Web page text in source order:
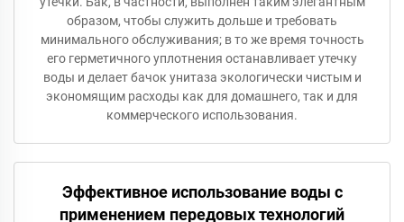
образом, чтобы служить дольше и требовать
минимального обслуживания; в то же время точность
его герметичного уплотнения останавливает утечку
воды и делает бачок унитаза экологически чистым и
экономящим расходы как для домашнего, так и для
коммерческого использования.
Эффективное использование воды с
применением передовых технологий